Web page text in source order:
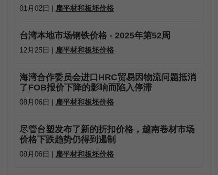
01月02日 | 扁平材和板坯价格
台湾本地市场钢铁价格 - 2025年第52周
12月25日 | 扁平材和板坯价格
海湾合作委员会进口HRC贸易因物流问题抵消
了FOB报价下降的影响而陷入停滞
08月06日 | 扁平材和板坯价格
尽管台塑发布了新的折扣价格，越南卷材市场
价格下跌趋势仍得到遏制
08月06日 | 扁平材和板坯价格